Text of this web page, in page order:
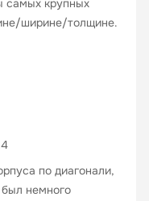
самых крупных
ширине/толщине.
по диагонали,
был немного